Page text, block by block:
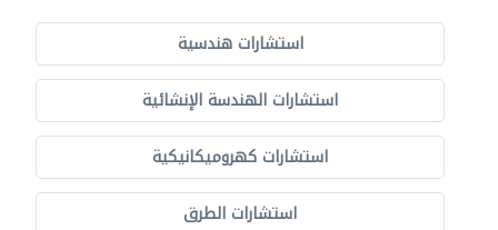
استشارات هندسية
استشارات الهندسة الإنشائية
استشارات كهروميكانيكية
استشارات الطرق